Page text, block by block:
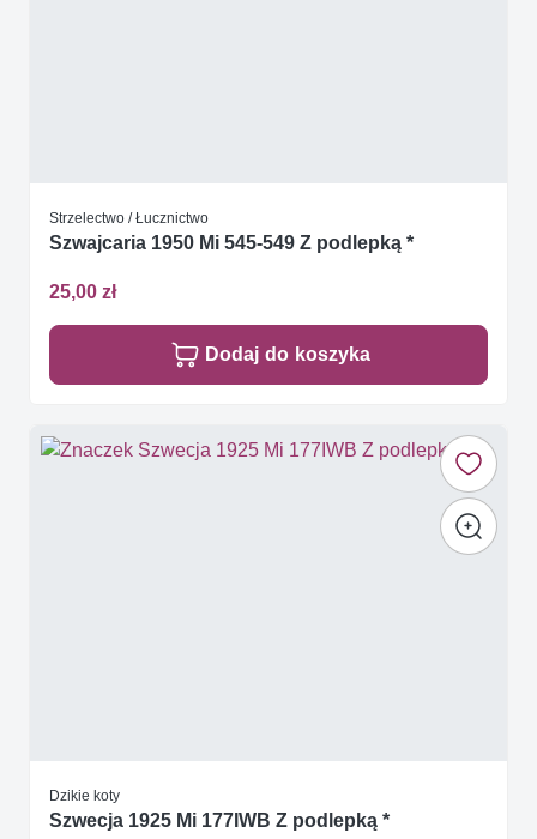
Strzelectwo / Łucznictwo
Szwajcaria 1950 Mi 545-549 Z podlepką *
25,00 zł
Dodaj do koszyka
Dzikie koty
Szwecja 1925 Mi 177IWB Z podlepką *